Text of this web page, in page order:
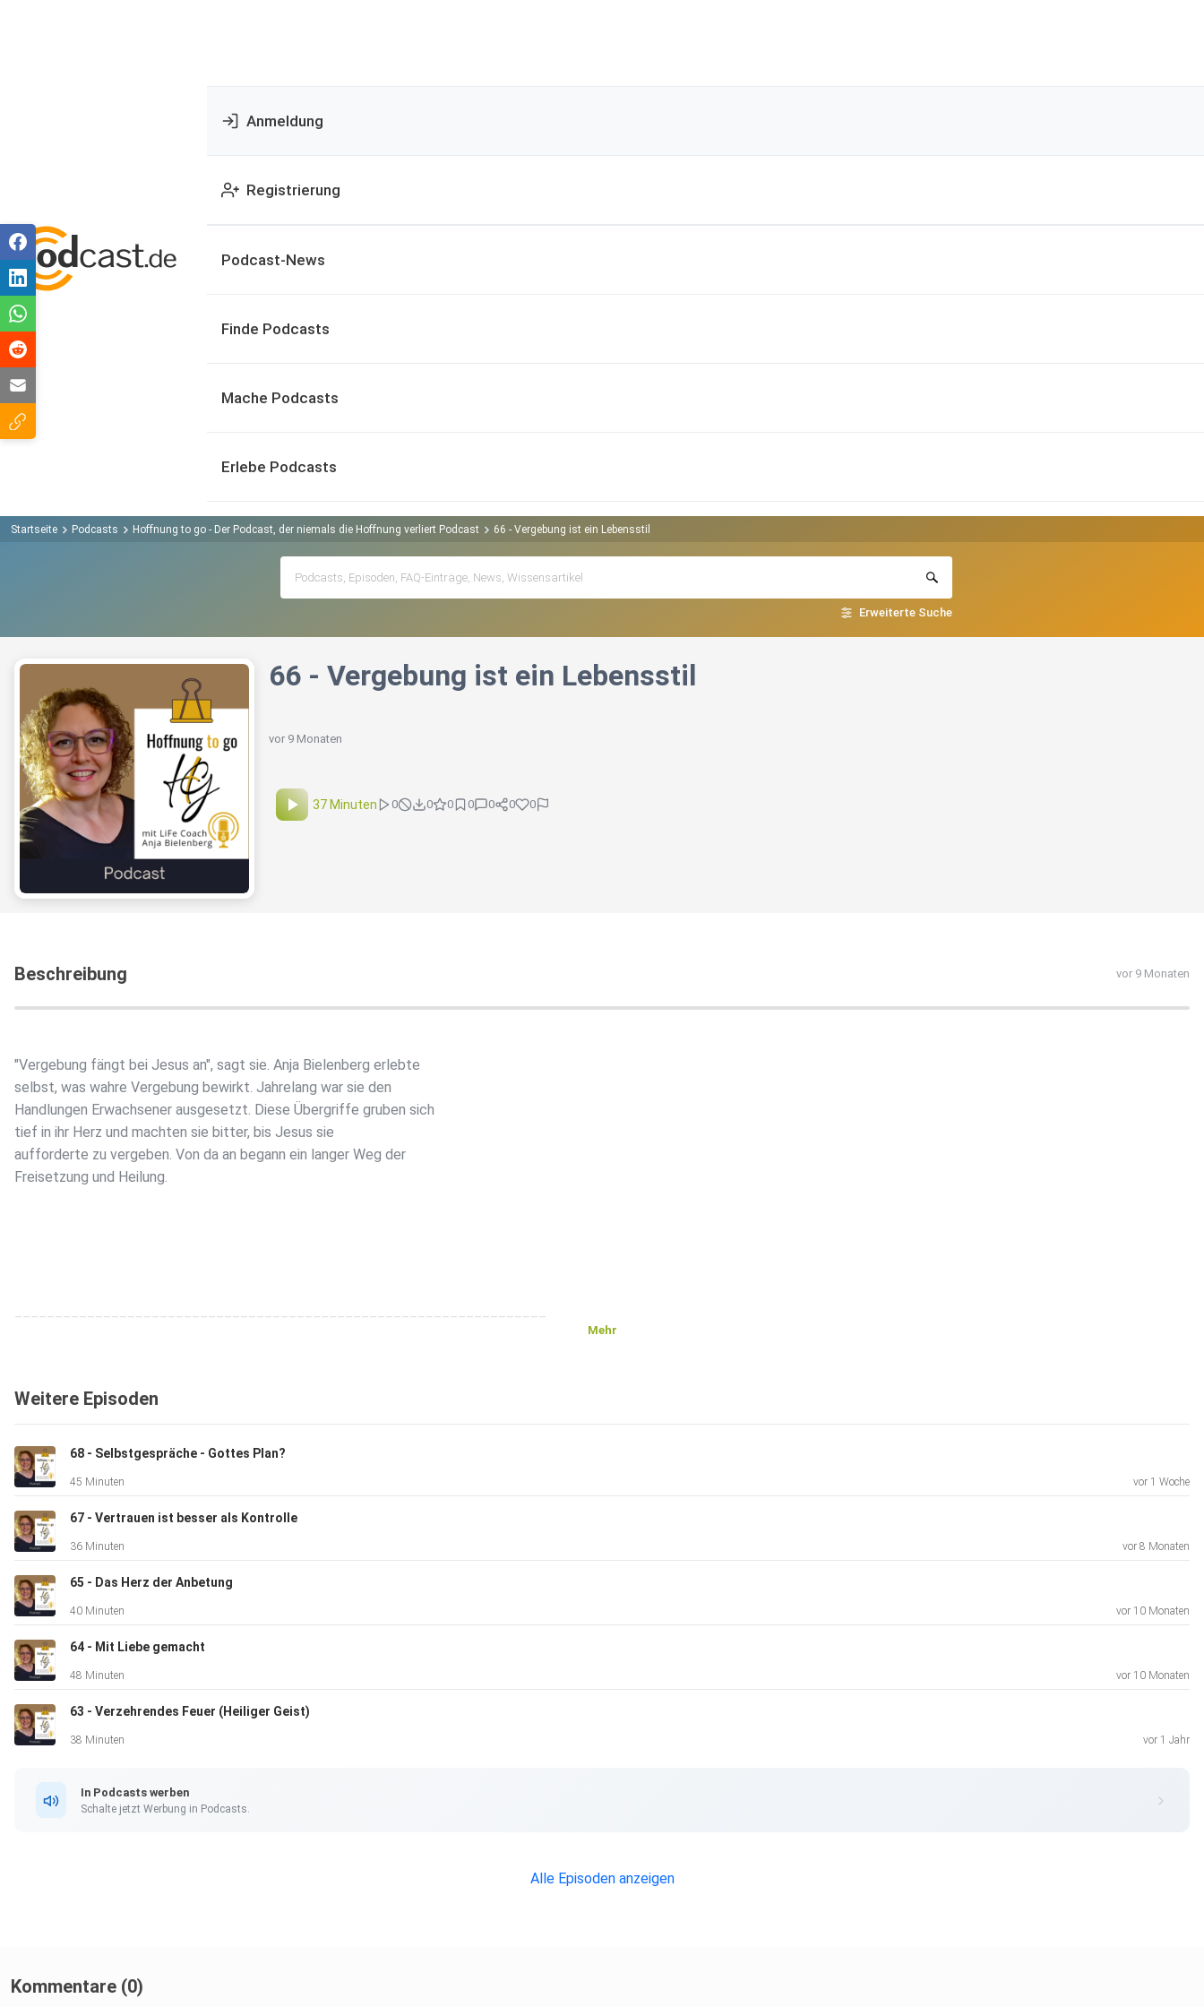
Anmeldung
Registrierung
Podcast-News
Finde Podcasts
Mache Podcasts
Erlebe Podcasts
Startseite Podcasts Hoffnung to go - Der Podcast, der niemals die Hoffnung verliert Podcast 66 - Vergebung ist ein Lebensstil
Erweiterte Suche
66 - Vergebung ist ein Lebensstil
vor 9 Monaten
37 Minuten 0 0 0 0 0 0 0
Beschreibung vor 9 Monaten
"Vergebung fängt bei Jesus an", sagt sie. Anja Bielenberg erlebte
selbst, was wahre Vergebung bewirkt. Jahrelang war sie den
Handlungen Erwachsener ausgesetzt. Diese Übergriffe gruben sich
tief in ihr Herz und machten sie bitter, bis Jesus sie
aufforderte zu vergeben. Von da an begann ein langer Weg der
Freisetzung und Heilung.
Folge uns, um mehr Inputs zu bekommen!
Online-Bibelschule – Sei dabei: www.hoffnungtogo.de​
Weitere Social-Media-Kanäle:
YouTube: @hoffnungtogo
Instagram: / hoffnungtogo
__________________________________________________________________
Mehr
Weitere Episoden
68 - Selbstgespräche - Gottes Plan?
45 Minuten vor 1 Woche
67 - Vertrauen ist besser als Kontrolle
36 Minuten vor 8 Monaten
65 - Das Herz der Anbetung
40 Minuten vor 10 Monaten
64 - Mit Liebe gemacht
48 Minuten vor 10 Monaten
63 - Verzehrendes Feuer (Heiliger Geist)
38 Minuten vor 1 Jahr
In Podcasts werben
Schalte jetzt Werbung in Podcasts.
Alle Episoden anzeigen
Kommentare (0)